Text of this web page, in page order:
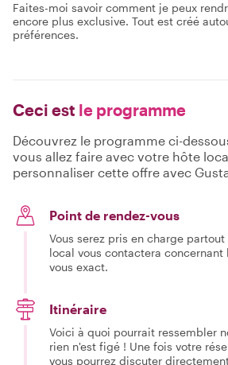
Faites-moi savoir comment je peux
encore plus exclusive. Tout est créé
préférences.
Ceci est le programme
Découvrez le programme ci-
vous allez faire avec votre hôte
personnaliser cette offre avec
Point de rendez-vous
Vous serez pris en charge partout
local vous contactera concernant
vous exact.
Itinéraire
Voici à quoi pourrait ressembler
rien n'est figé ! Une fois votre
vous pourrez discuter